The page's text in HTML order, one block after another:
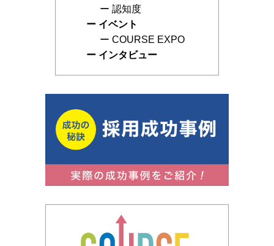
認知度
イベント
COURSE EXPO
インタビュー